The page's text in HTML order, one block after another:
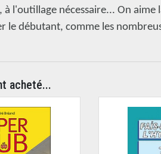
l'outillage nécessaire... On
débutant, comme les
acheté...